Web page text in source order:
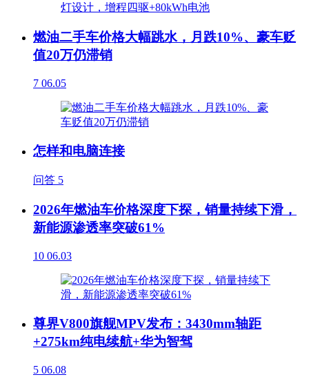
燃油二手车价格大幅跳水，月跌10%、豪车贬
值20万仍滞销
7 06.05
怎样和电脑连接
问答 5
2026年燃油车价格深度下探，销量持续下滑，
新能源渗透率突破61%
10 06.03
尊界V800旗舰MPV发布：3430mm轴距
+275km纯电续航+华为智驾
5 06.08